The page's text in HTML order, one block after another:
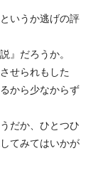
いうか逃げの評
』だろうか。
せられもした
から少なからず
だか、ひとつひ
てみてはいかが